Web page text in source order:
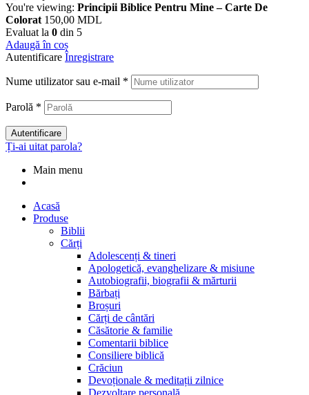
You're viewing: Principii Biblice Pentru Mine – Carte De
Colorat 150,00 MDL
Evaluat la 0 din 5
Adaugă în coș
Autentificare Înregistrare
Nume utilizator sau e-mail *
Parolă *
Autentificare
Ți-ai uitat parola?
Main menu
Acasă
Produse
Biblii
Cărți
Adolescenți & tineri
Apologetică, evanghelizare & misiune
Autobiografii, biografii & mărturii
Bărbați
Broșuri
Cărți de cântări
Căsătorie & familie
Comentarii biblice
Consiliere biblică
Crăciun
Devoționale & meditații zilnice
Dezvoltare personală